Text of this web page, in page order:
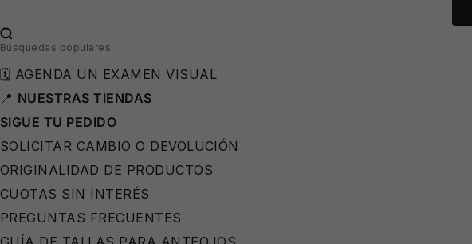
BUSCAR…
Búsquedas populares
🗓️ AGENDA UN EXAMEN VISUAL
📍 NUESTRAS TIENDAS
SIGUE TU PEDIDO
SOLICITAR CAMBIO O DEVOLUCIÓN
ORIGINALIDAD DE PRODUCTOS
CUOTAS SIN INTERÉS
PREGUNTAS FRECUENTES